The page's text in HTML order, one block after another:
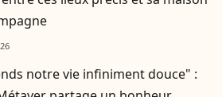
notre vie infiniment douce" :